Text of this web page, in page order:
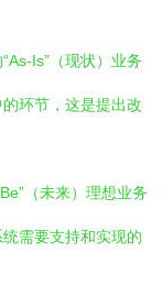
Is”（现状）业务
环节，这是提出改
（未来）理想业务
需要支持和实现的